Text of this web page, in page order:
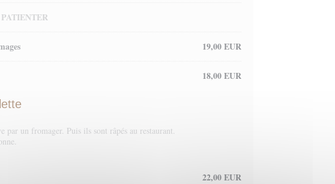
19,00 EUR
18,00 EUR
par un fromager. Puis ils sont râpés au restaurant.
22,00 EUR